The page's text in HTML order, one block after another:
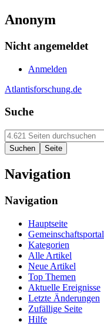
Anonym
Nicht angemeldet
Anmelden
Atlantisforschung.de
Suche
Navigation
Navigation
Hauptseite
Gemeinschaftsportal
Kategorien
Alle Artikel
Neue Artikel
Top Themen
Aktuelle Ereignisse
Letzte Änderungen
Zufällige Seite
Hilfe